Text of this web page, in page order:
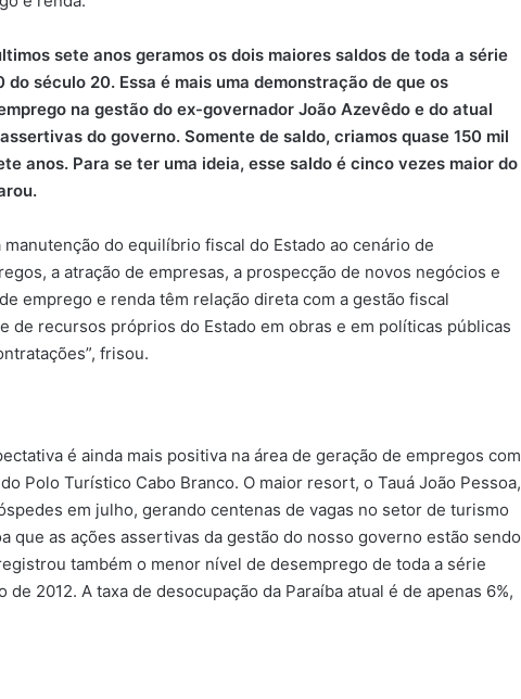
sete anos geramos os dois maiores saldos de toda a série
século 20. Essa é mais uma demonstração de que os
na gestão do ex-governador João Azevêdo e do atual
do governo. Somente de saldo, criamos quase 150 mil
anos. Para se ter uma ideia, esse saldo é cinco vezes maior do
do equilíbrio fiscal do Estado ao cenário de
a atração de empresas, a prospecção de novos negócios e
emprego e renda têm relação direta com a gestão fiscal
recursos próprios do Estado em obras e em políticas públicas
frisou.
é ainda mais positiva na área de geração de empregos com
Polo Turístico Cabo Branco. O maior resort, o Tauá João Pessoa,
em julho, gerando centenas de vagas no setor de turismo
que as ações assertivas da gestão do nosso governo estão sendo
também o menor nível de desemprego de toda a série
2012. A taxa de desocupação da Paraíba atual é de apenas 6%,